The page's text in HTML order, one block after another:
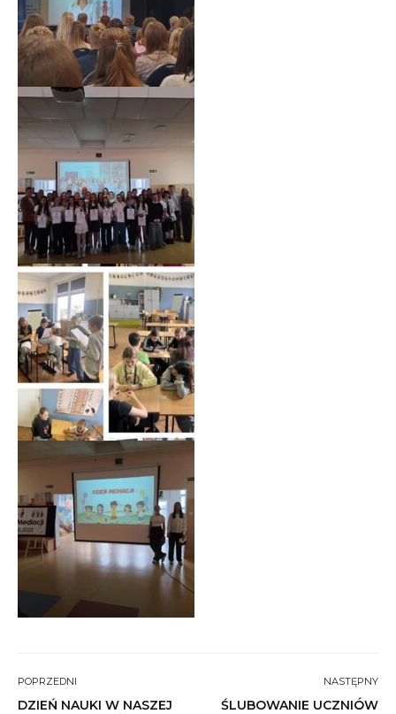
POPRZEDNI
DZIEŃ NAUKI W NASZEJ
NASTĘPNY
ŚLUBOWANIE UCZNIÓW